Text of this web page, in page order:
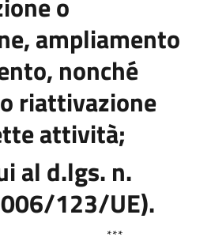
ampliamento
nonché
riattivazione
attività;
al d.lgs. n.
123/UE).